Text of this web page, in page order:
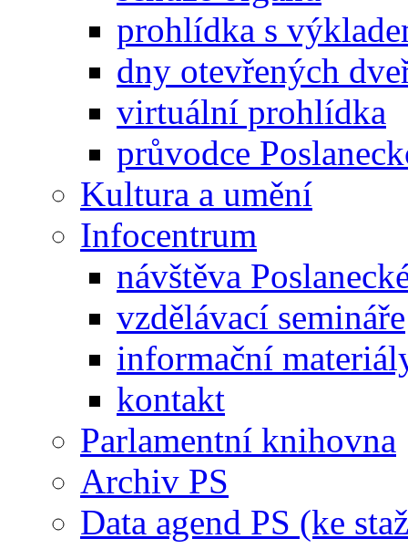
prohlídka s
dny otevřených
virtuální prohlídka
průvodce
Kultura a umění
Infocentrum
návštěva
vzdělávací semináře
informační
kontakt
Parlamentní knihovna
Archiv PS
Data agend PS (ke